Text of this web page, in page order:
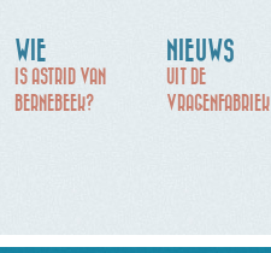
WIE
IS ASTRID VAN
BERNEBEEK?
NIEUWS
UIT DE
VRAGENFABRIEK